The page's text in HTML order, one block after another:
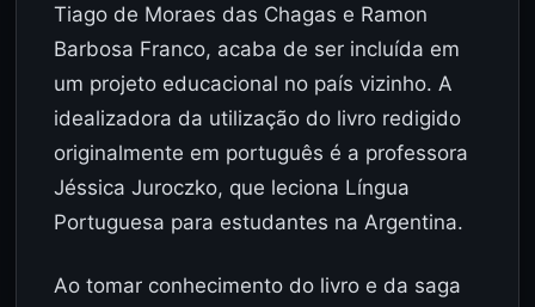
Tiago de Moraes das Chagas e Ramon
Barbosa Franco, acaba de ser incluída em
um projeto educacional no país vizinho. A
idealizadora da utilização do livro redigido
originalmente em português é a professora
Jéssica Juroczko, que leciona Língua
Portuguesa para estudantes na Argentina.
Ao tomar conhecimento do livro e da saga